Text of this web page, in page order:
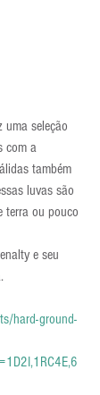
uma seleção
com a
também
luvas são
terra ou pouco
e seu
hard-ground-